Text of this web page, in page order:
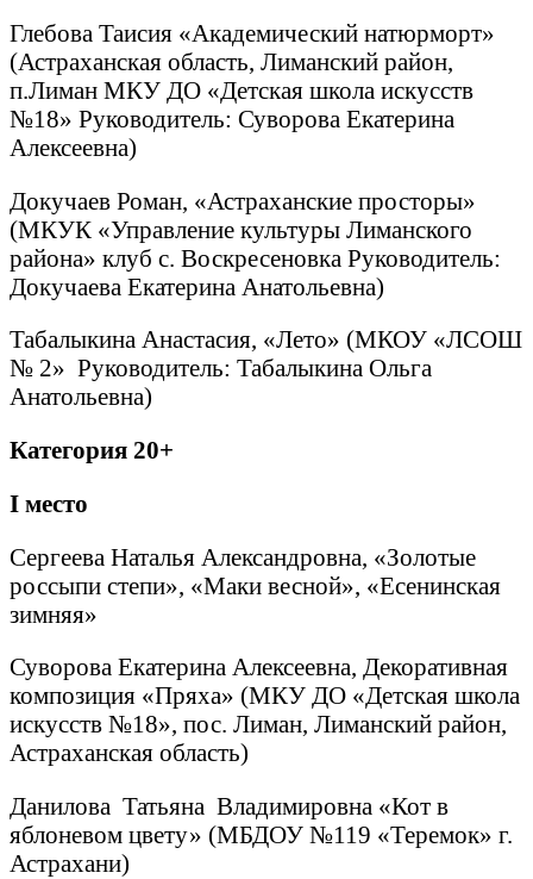
Глебова Таисия «Академический натюрморт»
(Астраханская область, Лиманский район,
п.Лиман МКУ ДО «Детская школа искусств
№18» Руководитель: Суворова Екатерина
Алексеевна)
Докучаев Роман, «Астраханские просторы»
(МКУК «Управление культуры Лиманского
района» клуб с. Воскресеновка Руководитель:
Докучаева Екатерина Анатольевна)
Табалыкина Анастасия, «Лето» (МКОУ «ЛСОШ
№ 2» Руководитель: Табалыкина Ольга
Анатольевна)
Категория 20+
I место
Сергеева Наталья Александровна, «Золотые
россыпи степи», «Маки весной», «Есенинская
зимняя»
Суворова Екатерина Алексеевна, Декоративная
композиция «Пряха» (МКУ ДО «Детская школа
искусств №18», пос. Лиман, Лиманский район,
Астраханская область)
Данилова Татьяна Владимировна «Кот в
яблоневом цвету» (МБДОУ №119 «Теремок» г.
Астрахани)